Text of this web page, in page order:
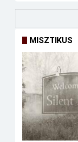
MISZTIKUS